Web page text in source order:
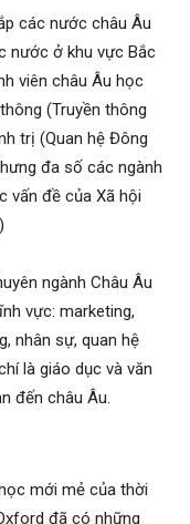
các nước châu Âu
nước ở khu vực Bắc
viên châu Âu học
(Truyền thông
trị (Quan hệ Đông
đa số các ngành
vấn đề của Xã hội
ngành Châu Âu
vực: marketing,
nhân sự, quan hệ
là giáo dục và văn
đến châu Âu.
mới mẻ của thời
đã có những